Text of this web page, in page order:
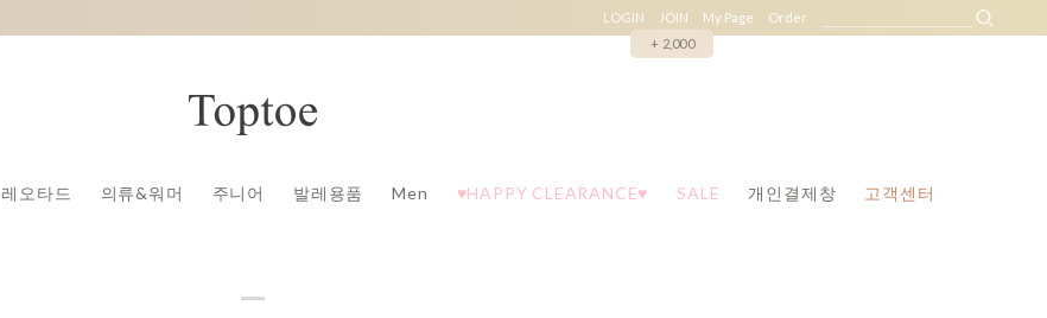
LOGIN
JOIN
+ 2,000
My Page Order
레오타드 의류&워머 주니어 발레용품 Men ♥HAPPY CLEARANCE♥ SALE 개인결제창 고객센터